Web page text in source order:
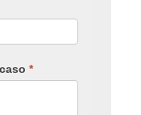
caso*